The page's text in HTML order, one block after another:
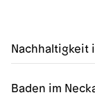
Nachhaltigkeit
Baden im